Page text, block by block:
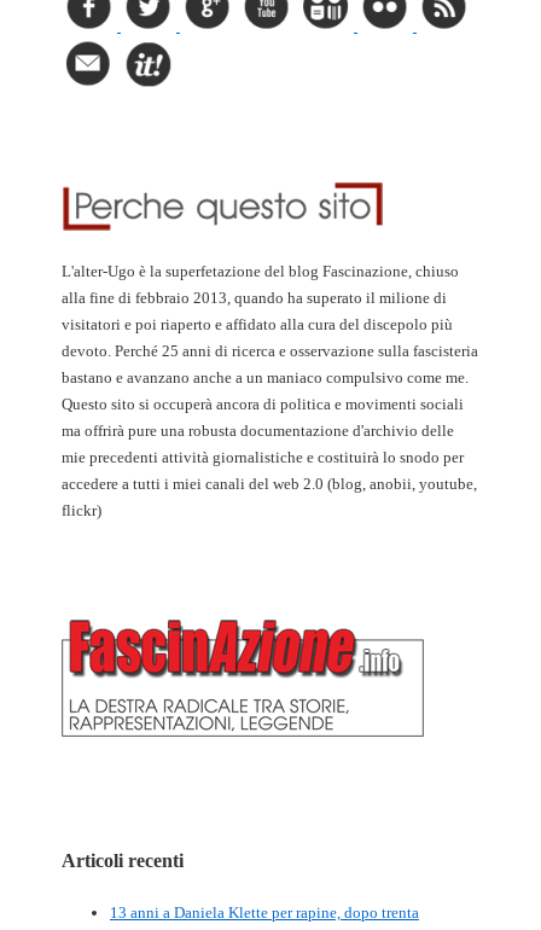
L'alter-Ugo è la superfetazione del blog Fascinazione, chiuso
alla fine di febbraio 2013, quando ha superato il milione di
visitatori e poi riaperto e affidato alla cura del discepolo più
devoto. Perché 25 anni di ricerca e osservazione sulla fascisteria
bastano e avanzano anche a un maniaco compulsivo come me.
Questo sito si occuperà ancora di politica e movimenti sociali
ma offrirà pure una robusta documentazione d'archivio delle
mie precedenti attività giornalistiche e costituirà lo snodo per
accedere a tutti i miei canali del web 2.0 (blog, anobii, youtube,
flickr)
Articoli recenti
13 anni a Daniela Klette per rapine, dopo trenta